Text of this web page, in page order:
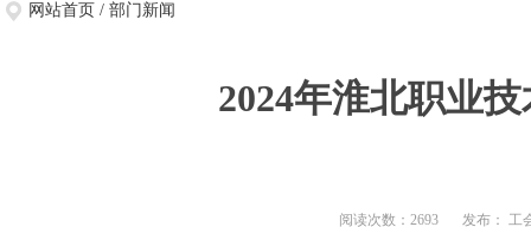
网站首页 / 部门新闻
2024年淮北职业
阅读次数：2693 发布： 工